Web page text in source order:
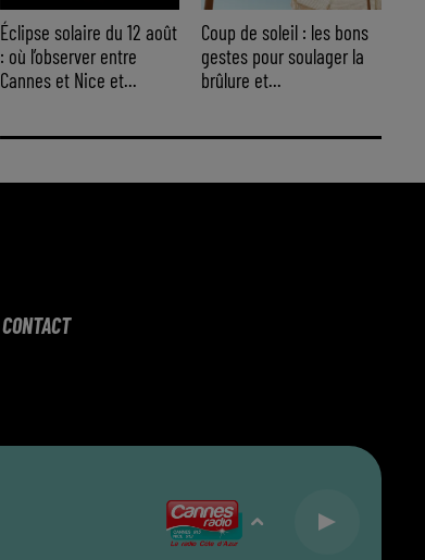
Éclipse solaire du 12 août
: où l’observer entre
Cannes et Nice et...
Coup de soleil : les bons
gestes pour soulager la
brûlure et...
CONTACT